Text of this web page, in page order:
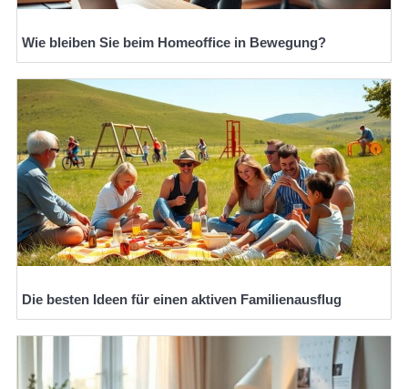
Wie bleiben Sie beim Homeoffice in Bewegung?
Die besten Ideen für einen aktiven Familienausflug